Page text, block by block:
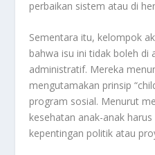
perbaikan sistem atau di
Sementara itu, kelompok
bahwa isu ini tidak boleh di
administratif. Mereka
mengutamakan prinsip
program sosial. Menurut
kesehatan anak-anak
kepentingan politik atau